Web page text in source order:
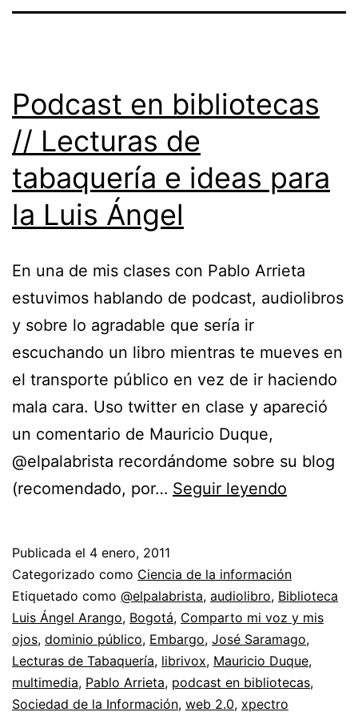
Podcast en bibliotecas
// Lecturas de
tabaquería e ideas para
la Luis Ángel
En una de mis clases con Pablo Arrieta
estuvimos hablando de podcast, audiolibros
y sobre lo agradable que sería ir
escuchando un libro mientras te mueves en
el transporte público en vez de ir haciendo
mala cara. Uso twitter en clase y apareció
un comentario de Mauricio Duque,
@elpalabrista recordándome sobre su blog
(recomendado, por… Seguir leyendo
//
Lecturas
de
e
ideas
Publicada el 4 enero, 2011
Categorizado como Ciencia de la información
Etiquetado como @elpalabrista, audiolibro, Biblioteca
Luis Ángel Arango, Bogotá, Comparto mi voz y mis
ojos, dominio público, Embargo, José Saramago,
Lecturas de Tabaquería, librivox, Mauricio Duque,
multimedia, Pablo Arrieta, podcast en bibliotecas,
Sociedad de la Información, web 2.0, xpectro